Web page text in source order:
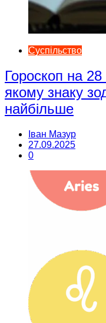
Суспільство
Гороскоп на
якому знаку
найбільше
Іван Мазур
27.09.2025
0